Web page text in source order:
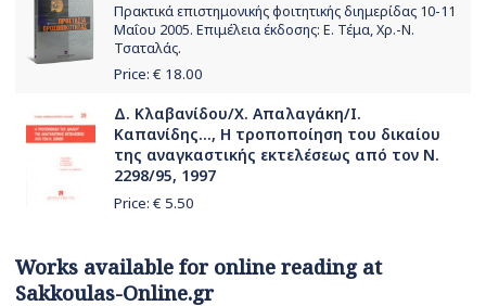
Πρακτικά επιστημονικής φοιτητικής διημερίδας 10-11
Μαΐου 2005. Επιμέλεια έκδοσης: Ε. Τέμα, Χρ.-Ν.
Τσαταλάς.
Price: € 18.00
Δ. Κλαβανίδου/Χ. Απαλαγάκη/Ι.
Καπανίδης..., Η τροποποίηση του δικαίου
της αναγκαστικής εκτελέσεως από τον Ν.
2298/95, 1997
Price: € 5.50
Works available for online reading at
Sakkoulas-Online.gr